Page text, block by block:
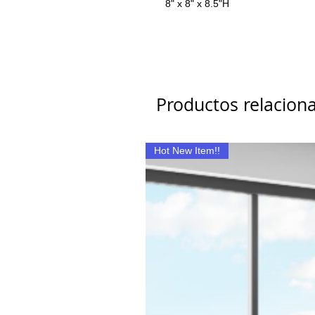
8" x 8" x 8.5"H
Productos
Hot New Item!!